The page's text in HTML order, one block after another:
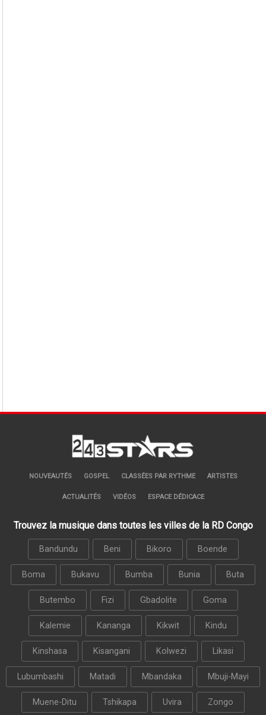
NOUVEAUTÉS GOSPEL CLASSÉES PAR RYTHME ARTISTES
ACTUALITÉS VIDÉOS ESPACE DÉDICACE
Trouvez la musique dans toutes les villes de la RD Congo
Bandundu Beni Bikoro Boende
Boma Bukavu Bumba Bunia Buta
Butembo Fizi Gbadolite Goma
Kalemie Kananga Kikwit Kindu
Kinshasa Kisangani Kolwezi Likasi
Lubumbashi Matadi Mbandaka Mbuji-Mayi
Muene-Ditu Tshikapa Uvira Zongo